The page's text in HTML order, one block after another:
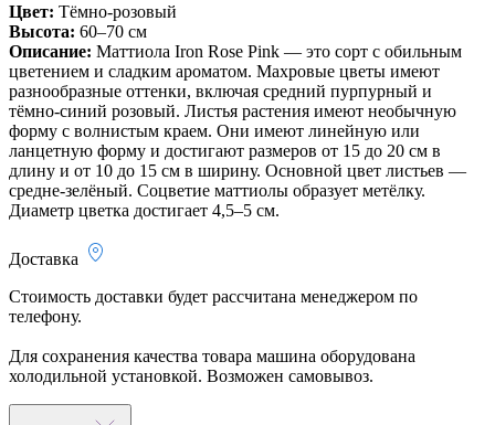
Цвет: Тёмно-розовый
Высота: 60–70 см
Описание: Маттиола Iron Rose Pink — это сорт с обильным
цветением и сладким ароматом. Махровые цветы имеют
разнообразные оттенки, включая средний пурпурный и
тёмно-синий розовый. Листья растения имеют необычную
форму с волнистым краем. Они имеют линейную или
ланцетную форму и достигают размеров от 15 до 20 см в
длину и от 10 до 15 см в ширину. Основной цвет листьев —
средне-зелёный. Соцветие маттиолы образует метёлку.
Диаметр цветка достигает 4,5–5 см.
Доставка
Стоимость доставки будет рассчитана менеджером по
телефону.
Для сохранения качества товара машина оборудована
холодильной установкой. Возможен самовывоз.